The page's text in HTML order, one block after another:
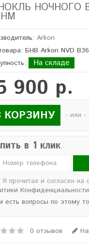
НОЧНОГО
Arkon
БНВ Arkon NVD
На складе
900 р.
КОРЗИНУ - или -
в 1 клик
Я прочитал и согласен
Конфиденциальности
есть вопросы по этому
0 отзывов